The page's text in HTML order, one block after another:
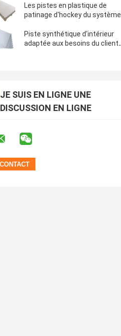
patinage avec le cadre en acier
Les pistes en plastique de
patinage d'hockey du système
à la maison synthétique
Piste synthétique d'intérieur
adaptée aux besoins du client
JE SUIS EN LIGNE UNE
DISCUSSION EN LIGNE